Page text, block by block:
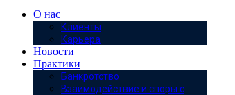
О нас
Клиенты
Карьера
Новости
Практики
Банкротство
Взаимодействие и споры с